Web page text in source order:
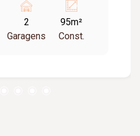
e 02 vagas de
piscina, salão de
e portaria
2
Garagens
95m²
Const.